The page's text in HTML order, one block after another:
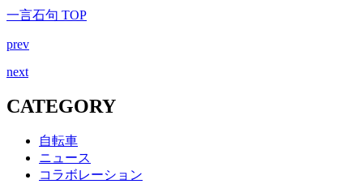
一言石句 TOP
prev
next
CATEGORY
自転車
ニュース
コラボレーション